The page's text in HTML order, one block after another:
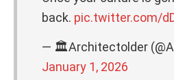
back. pic.twitter.com/
— 🏛Architectolder
January 1, 2026